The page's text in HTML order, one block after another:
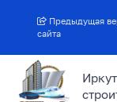
Предыдущая
сайта